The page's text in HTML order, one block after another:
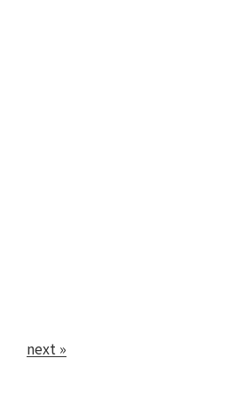
next »